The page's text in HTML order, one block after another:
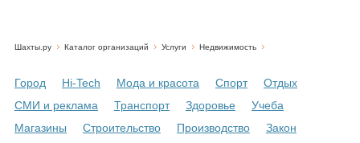
Объявления
Шахты.ру Каталог организаций Услуги Недвижимость
Город Hi-Tech Мода и красота Спорт
Отдых
СМИ и реклама
Транспорт Здоровье
Учеба
Магазины
Строительство Производство
Закон